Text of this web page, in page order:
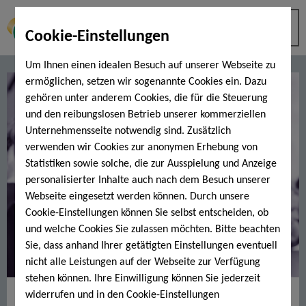
Cookie-Einstellungen
Um Ihnen einen idealen Besuch auf unserer Webseite zu
ermöglichen, setzen wir sogenannte Cookies ein. Dazu
gehören unter anderem Cookies, die für die Steuerung
und den reibungslosen Betrieb unserer kommerziellen
Unternehmensseite notwendig sind. Zusätzlich
verwenden wir Cookies zur anonymen Erhebung von
Statistiken sowie solche, die zur Ausspielung und Anzeige
personalisierter Inhalte auch nach dem Besuch unserer
Webseite eingesetzt werden können. Durch unsere
Cookie-Einstellungen können Sie selbst entscheiden, ob
und welche Cookies Sie zulassen möchten. Bitte beachten
Sie, dass anhand Ihrer getätigten Einstellungen eventuell
nicht alle Leistungen auf der Webseite zur Verfügung
stehen können. Ihre Einwilligung können Sie jederzeit
widerrufen und in den Cookie-Einstellungen
Fitnessprogramm "ReVital"